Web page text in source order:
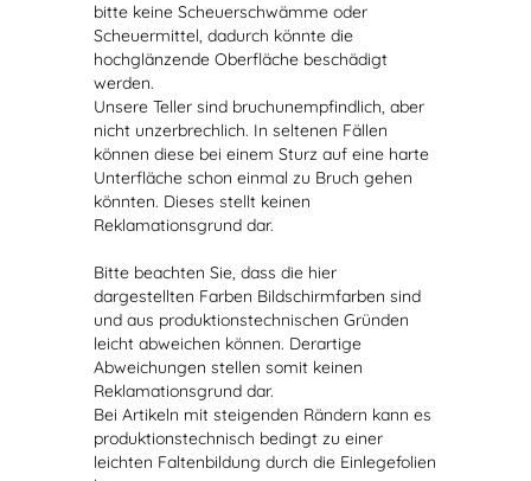
bitte keine Scheuerschwämme oder
Scheuermittel, dadurch könnte die
hochglänzende Oberfläche beschädigt
werden.
Unsere Teller sind bruchunempfindlich, aber
nicht unzerbrechlich. In seltenen Fällen
können diese bei einem Sturz auf eine harte
Unterfläche schon einmal zu Bruch gehen
könnten. Dieses stellt keinen
Reklamationsgrund dar.
Bitte beachten Sie, dass die hier
dargestellten Farben Bildschirmfarben sind
und aus produktionstechnischen Gründen
leicht abweichen können. Derartige
Abweichungen stellen somit keinen
Reklamationsgrund dar.
Bei Artikeln mit steigenden Rändern kann es
produktionstechnisch bedingt zu einer
leichten Faltenbildung durch die Einlegefolien